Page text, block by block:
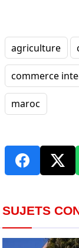
agriculture
commerce
maroc
SUJETS